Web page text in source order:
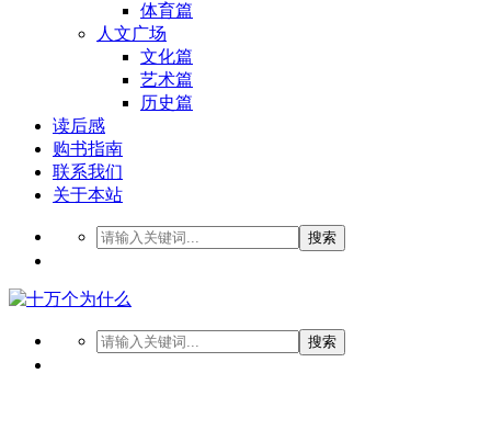
体育篇
人文广场
文化篇
艺术篇
历史篇
读后感
购书指南
联系我们
关于本站
搜索
搜索